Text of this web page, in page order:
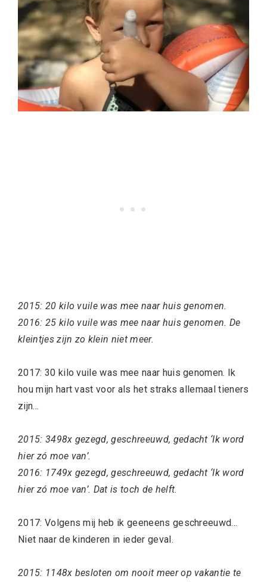
2015: 20 kilo vuile was mee naar huis genomen.
2016: 25 kilo vuile was mee naar huis genomen. De
kleintjes zijn zo klein niet meer.
2017: 30 kilo vuile was mee naar huis genomen. Ik
hou mijn hart vast voor als het straks allemaal tieners
zijn…
2015: 3498x gezegd, geschreeuwd, gedacht ‘Ik word
hier zó moe van’.
2016: 1749x gezegd, geschreeuwd, gedacht ‘Ik word
hier zó moe van’. Dat is toch de helft.
2017: Volgens mij heb ik geeneens geschreeuwd…
Niet naar de kinderen in ieder geval.
2015: 1148x besloten om nooit meer op vakantie te